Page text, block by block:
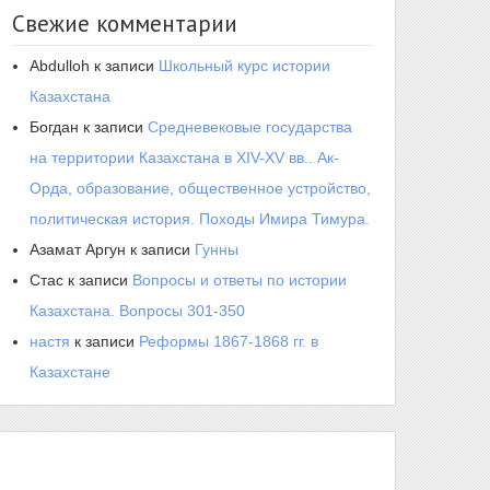
Свежие комментарии
Abdulloh к записи Школьный курс истории
Казахстана
Богдан к записи Средневековые государства
на территории Казахстана в XIV-XV вв.. Ак-
Орда, образование, общественное устройство,
политическая история. Походы Имира Тимура.
Азамат Аргун к записи Гунны
Стас к записи Вопросы и ответы по истории
Казахстана. Вопросы 301-350
настя к записи Реформы 1867-1868 гг. в
Казахстане